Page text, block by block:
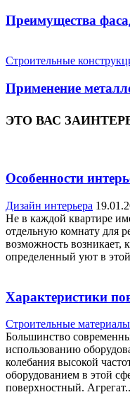
Преимущества
Строительные
Применение
ЭТО ВАС
Особенности
Дизайн интерьера
Не в каждой квартире
отдельную комнату для
возможность возникает,
определенный уют в
Характеристики
Строительные
Большинство
использованию
колебания высокой
оборудованием в этой
поверхностный.